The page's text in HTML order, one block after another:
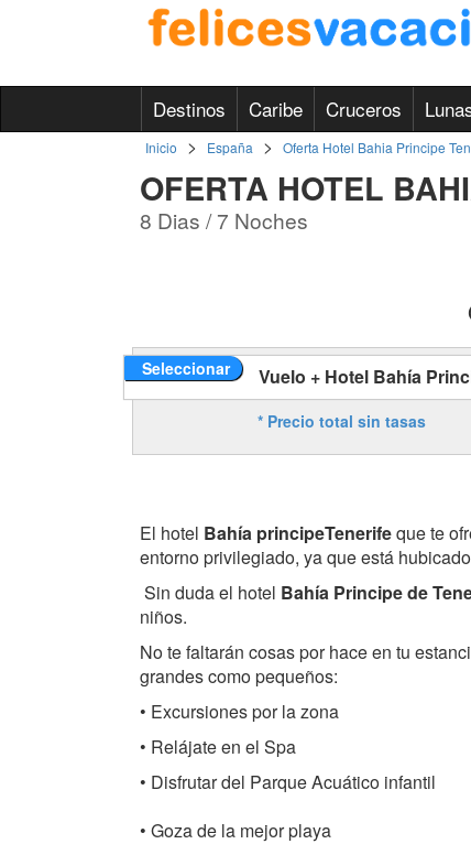
Destinos Caribe Cruceros
Inicio > España > Oferta Hotel Bahia Principe
OFERTA HOTEL
8 Dias / 7 Noches
Seleccionar Vuelo + Hotel Bahía
* Precio total sin tasas
El hotel Bahía principeTenerifeque te
entorno privilegiado, ya que está
Sin duda el hotel Bahía Principe de
niños.
No te faltarán cosas por hace en tu
grandes como pequeños:
• Excursiones por la zona
• Relájate en el Spa
• Disfrutar del Parque Acuático infantil
• Goza de la mejor playa